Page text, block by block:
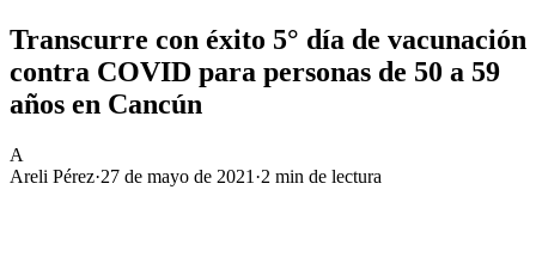
Transcurre con éxito 5° día de vacunación
contra COVID para personas de 50 a 59
años en Cancún
A
Areli Pérez·27 de mayo de 2021 ·2 min de lectura